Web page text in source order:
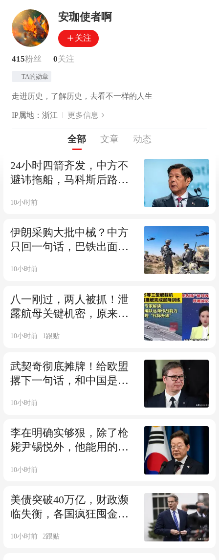
安珈使者啊
关注
415粉丝 0关注
TA的勋章
走进历史，了解历史，去看不一样的人生
IP属地：浙江 更多信息
全部 文章 动态
24小时四箭齐发，中方不
避讳拖船，马科斯后路已
10小时前
伊朗采购大批中械？中方
只回一句话，巴铁出面，
10小时前
八一刚过，两人被抓！泄
露航母关键机密，原来间
10小时前 1跟贴
武契奇彻底摊牌！给欧盟
撂下一句话，和中国是兄
10小时前
李在明确实够狠，除了枪
毙尹锡悦外，他能用的手
10小时前
美债突破40万亿，财政濒
临失衡，各国疯狂囤金，
10小时前 2跟贴